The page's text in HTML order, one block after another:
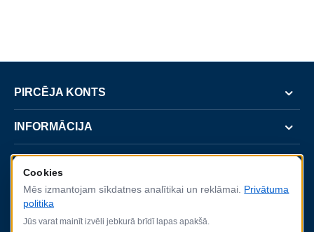
PIRCĒJA KONTS
INFORMĀCIJA
SERVISS
KONTAKTI
Cookies
Mēs izmantojam sīkdatnes analītikai un reklāmai. Privātuma
politika
Jūs varat mainīt izvēli jebkurā brīdī lapas apakšā.